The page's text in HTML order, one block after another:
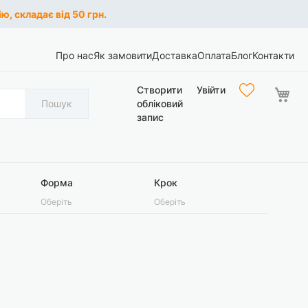
складає від 50 грн.
Про насЯк замовитиДоставкаОплатаБлогКонтакти
Пошук
Створити
обліковий
запис
Увійти
Форма
Оберіть
Крок
Оберіть